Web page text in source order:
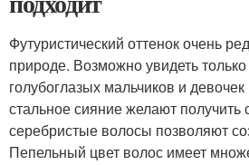
Футуристический оттенок очень
природе. Возможно увидеть
голубоглазых мальчиков и
стальное сияние желают
серебристые волосы позволяют
Пепельный цвет волос имеет